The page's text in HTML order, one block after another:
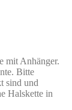
mit Anhänger.
Bitte
sind und
Halskette in